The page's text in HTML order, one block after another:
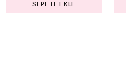
SEPETE EKLE